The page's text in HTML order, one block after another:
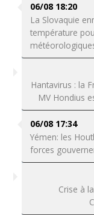
06/08 18:20
La Slovaquie
température
Hantavirus : la
MV Hondius
06/08 17:34
Yémen: les
forces
Crise à